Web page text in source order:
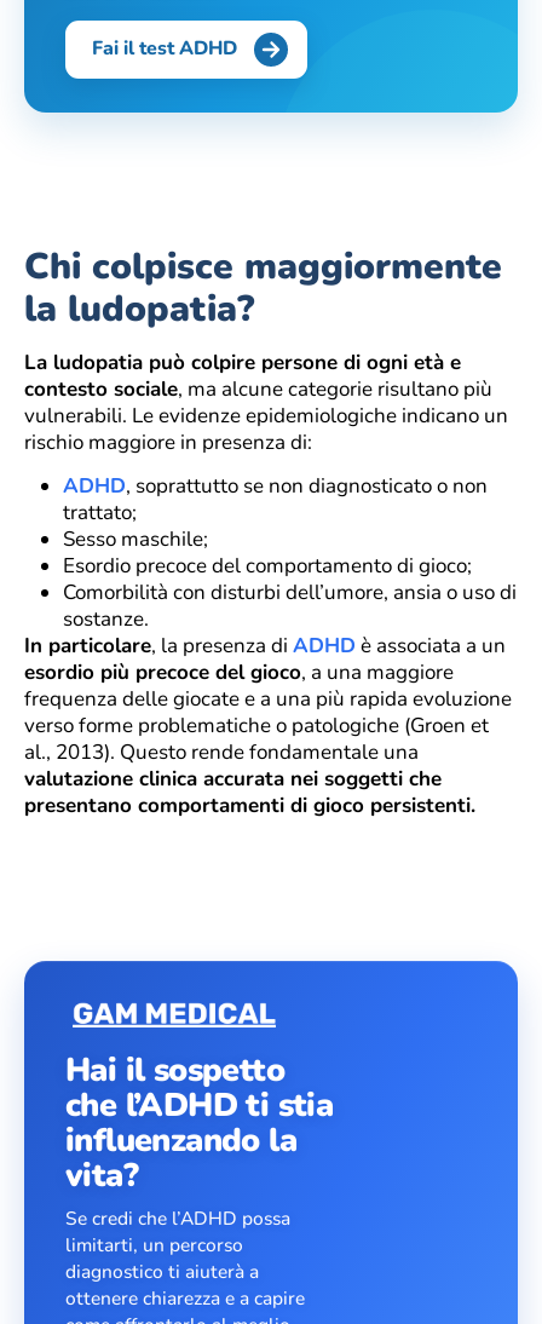
Fai il test ADHD
Chi colpisce maggiormente
la ludopatia?
La ludopatia può colpire persone di ogni età e
contesto sociale, ma alcune categorie risultano più
vulnerabili. Le evidenze epidemiologiche indicano un
rischio maggiore in presenza di:
ADHD, soprattutto se non diagnosticato o non
trattato;
Sesso maschile;
Esordio precoce del comportamento di gioco;
Comorbilità con disturbi dell’umore, ansia o uso di
sostanze.
In particolare, la presenza di ADHD è associata a un
esordio più precoce del gioco, a una maggiore
frequenza delle giocate e a una più rapida evoluzione
verso forme problematiche o patologiche (Groen et
al., 2013). Questo rende fondamentale una
valutazione clinica accurata nei soggetti che
presentano comportamenti di gioco persistenti.
Hai il sospetto
che l’ADHD ti stia
influenzando la
vita?
Se credi che l’ADHD possa
limitarti, un percorso
diagnostico ti aiuterà a
ottenere chiarezza e a capire